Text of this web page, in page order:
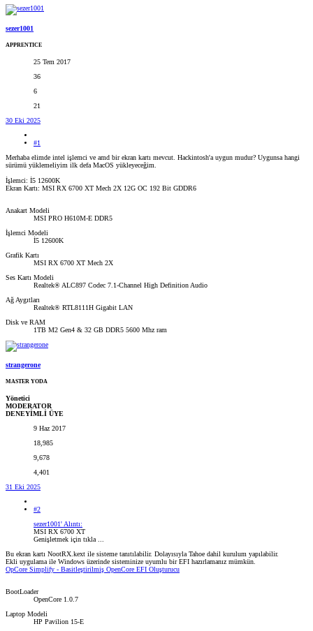
sezer1001
APPRENTICE
25 Tem 2017
36
6
21
30 Eki 2025
#1
Merhaba elimde intel işlemci ve amd bir ekran kartı mevcut. Hackintosh'a uygun mudur? Uygunsa hangi
sürümü yüklemeliyim ilk defa MacOS yükleyeceğim.
İşlemci: İ5 12600K
Ekran Kartı: MSI RX 6700 XT Mech 2X 12G OC 192 Bit GDDR6
Anakart Modeli
MSI PRO H610M-E DDR5
İşlemci Modeli
İ5 12600K
Grafik Kartı
MSI RX 6700 XT Mech 2X
Ses Kartı Modeli
Realtek® ALC897 Codec 7.1-Channel High Definition Audio
Ağ Aygıtları
Realtek® RTL8111H Gigabit LAN
Disk ve RAM
1TB M2 Gen4 & 32 GB DDR5 5600 Mhz ram
strangerone
MASTER YODA
Yönetici
MODERATOR
DENEYİMLİ ÜYE
9 Haz 2017
18,985
9,678
4,401
31 Eki 2025
#2
sezer1001' Alıntı:
MSI RX 6700 XT
Genişletmek için tıkla ...
Bu ekran kartı NootRX.kext ile sisteme tanıtılabilir. Dolayısıyla Tahoe dahil kurulum yapılabilir.
Ekli uygulama ile Windows üzerinde sisteminize uyumlu bir EFI hazırlamanız mümkün.
OpCore Simplify - Basitleştirilmiş OpenCore EFI Oluşturucu
BootLoader
OpenCore 1.0.7
Laptop Modeli
HP Pavilion 15-E